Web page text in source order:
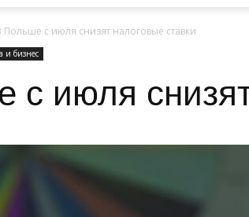
Польше с июля снизят налоговые ставки
и бизнес
июля